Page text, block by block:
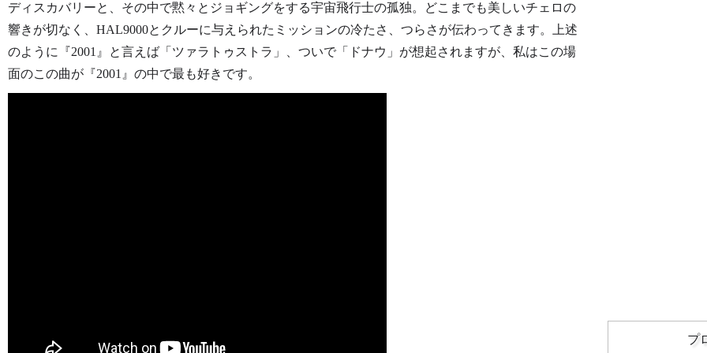
ディスカバリーと、その中で黙々とジョギングをする宇宙飛行士の孤独。どこまでも美しいチェロの
響きが切なく、HAL9000とクルーに与えられたミッションの冷たさ、つらさが伝わってきます。上述
のように『2001』と言えば「ツァラトゥストラ」、ついで「ドナウ」が想起されますが、私はこの場
面のこの曲が『2001』の中で最も好きです。
プ